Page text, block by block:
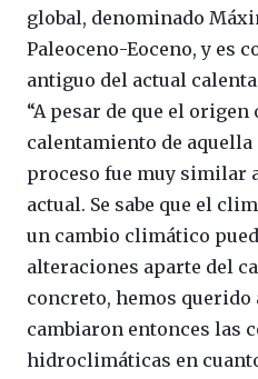
global, denominado
Paleoceno-Eoceno, y es
antiguo del actual
“A pesar de que el origen
calentamiento de
proceso fue muy similar
actual. Se sabe que el
un cambio climático
alteraciones aparte del
concreto, hemos
cambiaron entonces las
hidroclimáticas en